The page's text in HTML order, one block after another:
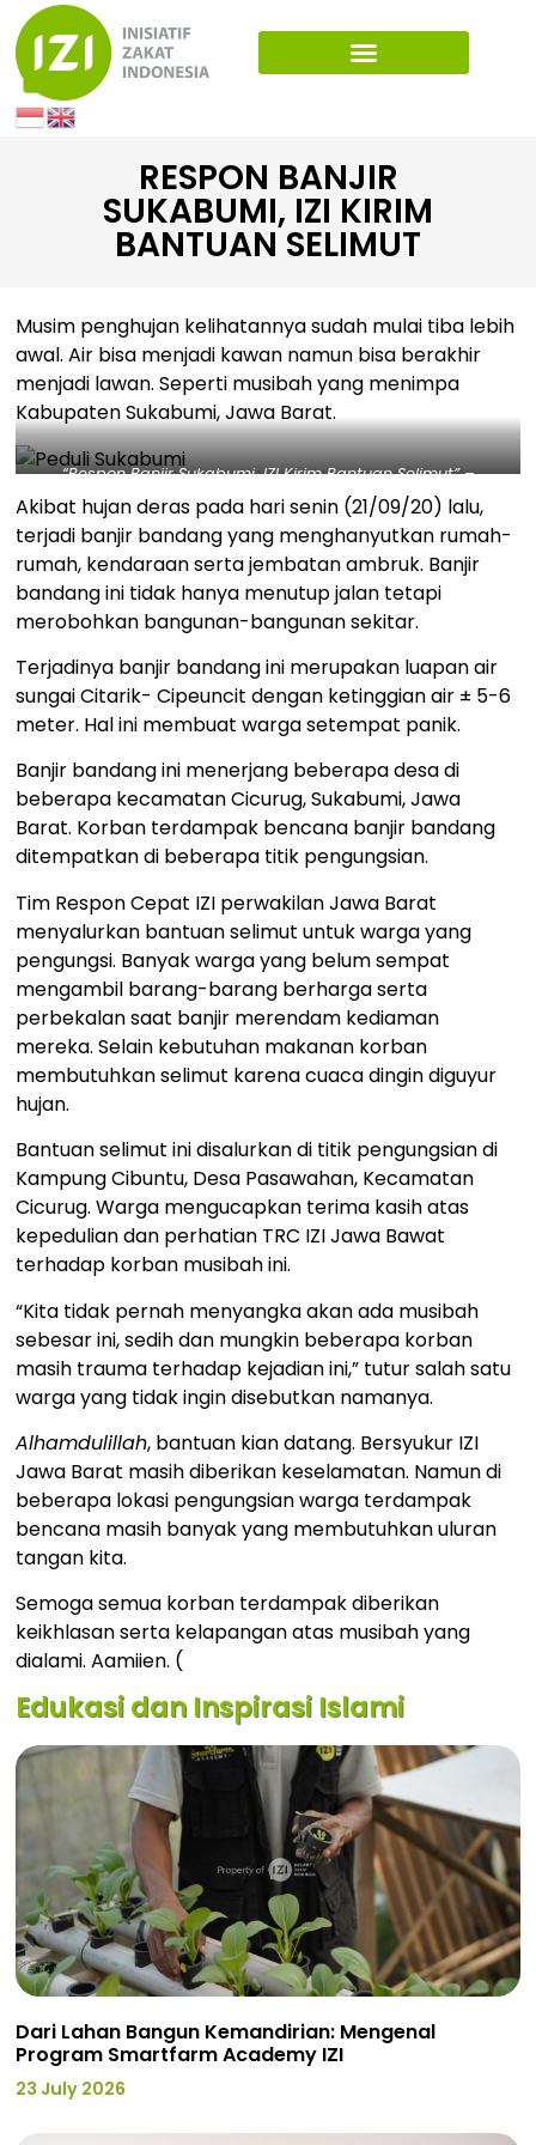
RESPON BANJIR
SUKABUMI, IZI KIRIM
BANTUAN SELIMUT
Musim penghujan kelihatannya sudah mulai tiba lebih
awal. Air bisa menjadi kawan namun bisa berakhir
menjadi lawan. Seperti musibah yang menimpa
Kabupaten Sukabumi, Jawa Barat.
“Respon Banjir Sukabumi, IZI Kirim Bantuan Selimut” –
Dadang Suhana (paling kiri), staf IZI Jawa Barat
menyalurkan bantuan Selimut kepada pengungsi banjir
bandang Sukabumi, Selasa (22/9). Dok. IZI
Akibat hujan deras pada hari senin (21/09/20) lalu,
terjadi banjir bandang yang menghanyutkan rumah-
rumah, kendaraan serta jembatan ambruk. Banjir
bandang ini tidak hanya menutup jalan tetapi
merobohkan bangunan-bangunan sekitar.
Terjadinya banjir bandang ini merupakan luapan air
sungai Citarik- Cipeuncit dengan ketinggian air ± 5-6
meter. Hal ini membuat warga setempat panik.
Banjir bandang ini menerjang beberapa desa di
beberapa kecamatan Cicurug, Sukabumi, Jawa
Barat. Korban terdampak bencana banjir bandang
ditempatkan di beberapa titik pengungsian.
Tim Respon Cepat IZI perwakilan Jawa Barat
menyalurkan bantuan selimut untuk warga yang
pengungsi. Banyak warga yang belum sempat
mengambil barang-barang berharga serta
perbekalan saat banjir merendam kediaman
mereka. Selain kebutuhan makanan korban
membutuhkan selimut karena cuaca dingin diguyur
hujan.
Bantuan selimut ini disalurkan di titik pengungsian di
Kampung Cibuntu, Desa Pasawahan, Kecamatan
Cicurug. Warga mengucapkan terima kasih atas
kepedulian dan perhatian TRC IZI Jawa Bawat
terhadap korban musibah ini.
“Kita tidak pernah menyangka akan ada musibah
sebesar ini, sedih dan mungkin beberapa korban
masih trauma terhadap kejadian ini,” tutur salah satu
warga yang tidak ingin disebutkan namanya.
Alhamdulillah, bantuan kian datang. Bersyukur IZI
Jawa Barat masih diberikan keselamatan. Namun di
beberapa lokasi pengungsian warga terdampak
bencana masih banyak yang membutuhkan uluran
tangan kita.
Semoga semua korban terdampak diberikan
keikhlasan serta kelapangan atas musibah yang
dialami. Aamiien. (
Edukasi dan Inspirasi Islami
Dari Lahan Bangun Kemandirian: Mengenal
Program Smartfarm Academy IZI
23 July 2026